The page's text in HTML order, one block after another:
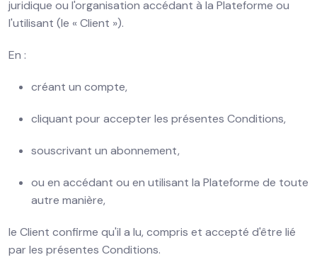
juridique ou l'organisation accédant à la Plateforme ou
l'utilisant (le « Client »).
En :
créant un compte,
cliquant pour accepter les présentes Conditions,
souscrivant un abonnement,
ou en accédant ou en utilisant la Plateforme de toute
autre manière,
le Client confirme qu'il a lu, compris et accepté d'être lié
par les présentes Conditions.